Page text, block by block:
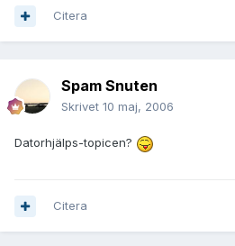
Citera
Spam Snuten
Skrivet 10 maj, 2006
Datorhjälps-topicen?
Citera